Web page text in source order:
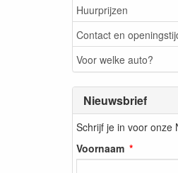
Huurprijzen
Contact en
Voor welke auto?
Nieuwsbrief
Schrijf je in voor onze
Voornaam